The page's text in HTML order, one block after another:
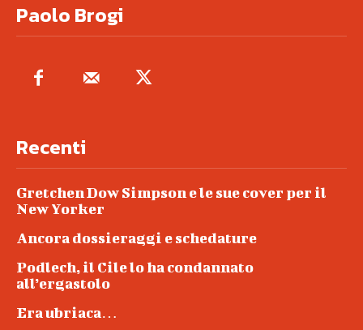
Paolo Brogi
Recenti
Gretchen Dow Simpson e le sue cover per il
New Yorker
Ancora dossieraggi e schedature
Podlech, il Cile lo ha condannato
all’ergastolo
Era ubriaca…